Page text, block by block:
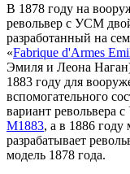
В 1878 году на
револьвер с УСМ
разработанный на
«Fabrique d'Armes
Эмиля и Леона
1883 году для
вспомогательного
вариант револьвера
M1883, а в 1886
разрабатывает
модель 1878 года.